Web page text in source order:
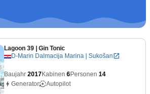
Lagoon 39 | Gin Tonic
D-Marin Dalmacija Marina | Sukošan
Baujahr 2017Kabinen 6Personen 14
Generator
Autopilot